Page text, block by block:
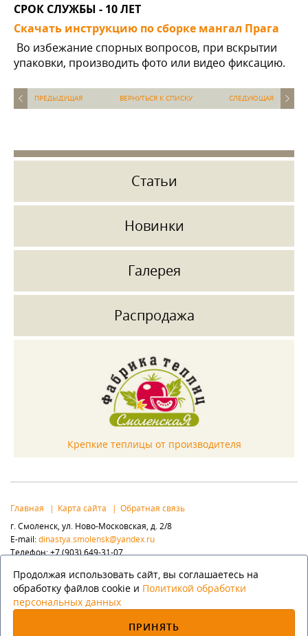
Продолжая использовать сайт, вы соглашаетесь на
обработку файлов cookie и Политикой обработки
персональных данных
ПРИНЯТЬ
Статьи
Новинки
Галерея
Распродажа
Крепкие теплицы от производителя
СРОК СЛУЖБЫ - 10 ЛЕТ
Скачать инструкцию по сборке мангал Прага
Во избежание спорных вопросов, при вскрытии
упаковки, производить фото или видео фиксацию.
ПРЕДЫДУЩАЯ ВЕРНУТЬСЯ К СПИСКУ СЛЕДУЮЩАЯ
Популярные разделы:
Элементы ковки
Заборы, ворота
Флюгера
(с) Интернет-магазин «Династия», 2025
Главная Карта сайта
Обратная связь
г. Смоленск, ул. Ново-Московская, д. 2/8
E-mail:dinastya.smolensk@yandex.ru
Телефон: +7 (903) 649-31-07